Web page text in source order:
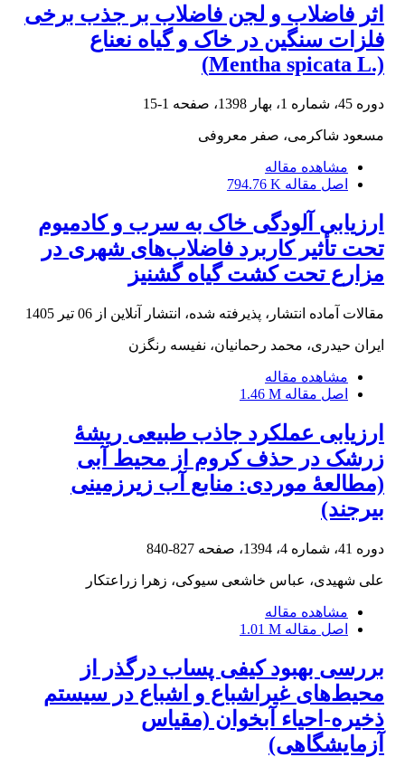
اثر فاضلاب و لجن فاضلاب بر جذب برخی
فلزات سنگین در خاک و گیاه نعناع
(.Mentha spicata L)
دوره 45، شماره 1، بهار 1398، صفحه 1-15
مسعود شاکرمی، صفر معروفی
مشاهده مقاله
اصل مقاله 794.76 K
ارزیابی آلودگی خاک به سرب و کادمیوم
تحت تأثیر کاربرد فاضلاب‌های شهری در
مزارع تحت کشت گیاه گشنیز
مقالات آماده انتشار، پذیرفته شده، انتشار آنلاین از 06 تیر 1405
ایران حیدری، محمد رحمانیان، نفیسه رنگزن
مشاهده مقاله
اصل مقاله 1.46 M
ارزیابی عملکرد جاذب طبیعی ریشۀ
زرشک در حذف کروم از محیط آبی
(مطالعۀ موردی: منابع آب زیرزمینی
بیرجند)
دوره 41، شماره 4، 1394، صفحه 827-840
علی شهیدی، عباس خاشعی سیوکی، زهرا زراعتکار
مشاهده مقاله
اصل مقاله 1.01 M
بررسی بهبود کیفی پساب درگذر از
محیط‌های غیراشباع و اشباع در سیستم
ذخیره-احیاء آبخوان (مقیاس
آزمایشگاهی)